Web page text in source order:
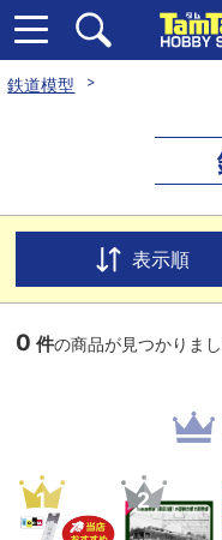
鉄道模型
表示順
0 件の商品が見つかりま
1 2